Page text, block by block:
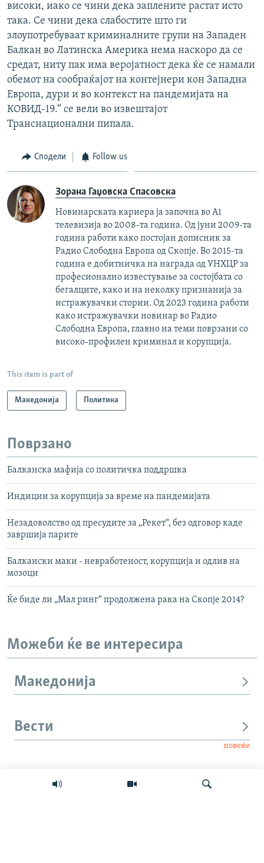
високи, иако се чини дека заплените растат исто
така. Се чини дека слабостите што ги
злоупотребуваат криминалните групи на Западен
Балкан во Латинска Америка нема наскоро да се
средат, ниту пак има веројатност дека ќе се намали
обемот на сообраќајот на контејнери кон Западна
Европа, дури и во контекст на пандемијата на
КОВИД-19.“ се вели во извештајот
Транснационални пипала.
Сподели Follow us
Зорана Гаџовска Спасовска
Новинарската кариера ја започна во А1
телевизија во 2008-та година. Од јуни 2009-та
година работи како постојан дописник за
Радио Слободна Европа од Скопје. Во 2015-та
година е добитничка на награда од УНХЦР за
професионално известување за состојбата со
бегалците, како и на неколку признанија за
истражувачки стории. Од 2023 година работи
како истражувачки новинар во Радио
Слободна Европа, главно на теми поврзани со
високо-профилен криминал и корупција.
This item is part of
Македонија Политика
Поврзано
Балканска мафија со политичка поддршка
Индиции за корупција за време на пандемијата
Незадоволство од пресудите за „Рекет“, без одговор каде
завршија парите
Балкански маки - невработеност, корупција и одлив на
мозоци
Ќе биде ли „Мал ринг“ продолжена рака на Скопје 2014?
Можеби ќе ве интересира
Македонија
Вести
повеќе
Интервју